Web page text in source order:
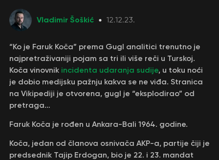
Vladimir Šoškić 12.12.23.
“Ko je Faruk Koča” prema Gugl analitici trenutno je
najpretraživaniji pojam sa tri ili više reči u Turskoj.
Koča vinovnikincidenta udaranja sudije, u toku noći
je dobio medijsku pažnju kakva se ne viđa. Stranica
na Vikipediji je otvorena, gugl je “eksplodirao” od
pretraga…
Faruk Koča je rođen u Ankara-Bali 1964. godine.
Koča, jedan od članova osnivača AKP-a, partije čiji je
predsednik Tajip Erdogan, bio je 22. i 23. mandat